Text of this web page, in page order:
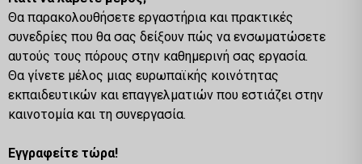
Θα παρακολουθήσετε εργαστήρια και πρακτικές
συνεδρίες που θα σας δείξουν πώς να ενσωματώσετε
αυτούς τους πόρους στην καθημερινή σας εργασία.
Θα γίνετε μέλος μιας ευρωπαϊκής κοινότητας
εκπαιδευτικών και επαγγελματιών που εστιάζει στην
καινοτομία και τη συνεργασία.
Εγγραφείτε τώρα!